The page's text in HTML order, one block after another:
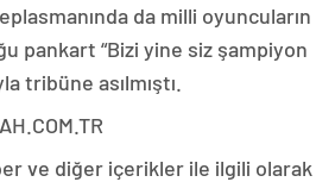
da milli oyuncuların
pankart “Bizi yine siz şampiyon
tribüne asılmıştı.
ve diğer içerikler ile ilgili olarak